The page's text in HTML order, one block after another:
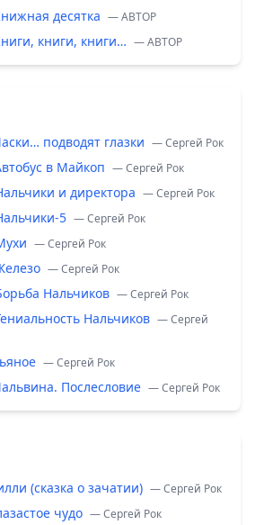
десятка — ABTOP
книги, книги… — ABTOP
подводят глазки — Сергей Рок
в Майкоп — Сергей Рок
и директора — Сергей Рок
5 — Сергей Рок
— Сергей Рок
— Сергей Рок
Нальчиков — Сергей Рок
Нальчиков — Сергей
— Сергей Рок
Послесловие — Сергей Рок
(сказка о зачатии) — Сергей Рок
чудо — Сергей Рок